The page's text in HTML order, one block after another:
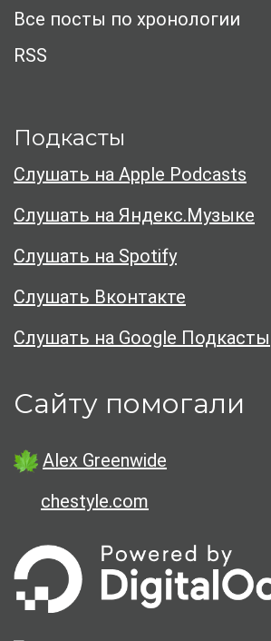
Все посты по хронологии
RSS
Подкасты
Слушать на Apple Podcasts
Слушать на Яндекс.Музыке
Слушать на Spotify
Слушать Вконтакте
Слушать на Google Подкасты
Сайту помогали
Alex Greenwide
chestyle.com